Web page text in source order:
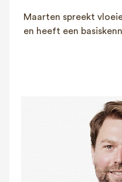
Maarten spreekt
en heeft een